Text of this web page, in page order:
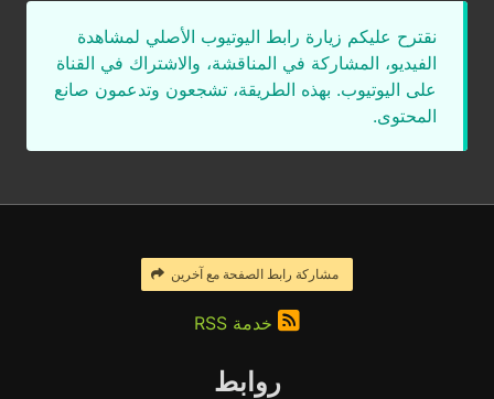
نقترح عليكم زيارة رابط اليوتيوب الأصلي لمشاهدة
الفيديو، المشاركة في المناقشة، والاشتراك في القناة
على اليوتيوب. بهذه الطريقة، تشجعون وتدعمون صانع
المحتوى.
مشاركة رابط الصفحة مع آخرين
خدمة RSS
روابط